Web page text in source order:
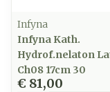
Infyna
Infyna Kath.
Hydrof.nelaton
Ch08 17cm 30
€ 81,00